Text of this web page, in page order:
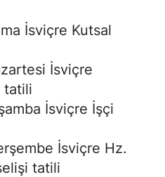
İsviçre Kutsal
İsviçre
tatili
İsviçre İşçi
İsviçre Hz.
tatili